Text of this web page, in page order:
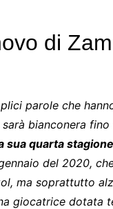
di
parole che
bianconera
sua quarta
del 2020,
ma soprattutto
giocatrice dotata